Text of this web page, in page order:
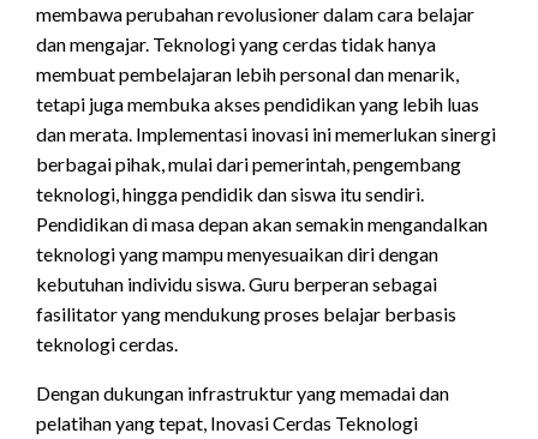
membawa perubahan revolusioner dalam cara belajar
dan mengajar. Teknologi yang cerdas tidak hanya
membuat pembelajaran lebih personal dan menarik,
tetapi juga membuka akses pendidikan yang lebih luas
dan merata. Implementasi inovasi ini memerlukan sinergi
berbagai pihak, mulai dari pemerintah, pengembang
teknologi, hingga pendidik dan siswa itu sendiri.
Pendidikan di masa depan akan semakin mengandalkan
teknologi yang mampu menyesuaikan diri dengan
kebutuhan individu siswa. Guru berperan sebagai
fasilitator yang mendukung proses belajar berbasis
teknologi cerdas.
Dengan dukungan infrastruktur yang memadai dan
pelatihan yang tepat, Inovasi Cerdas Teknologi